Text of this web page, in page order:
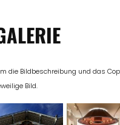
die Bildbeschreibung und das
Bild.